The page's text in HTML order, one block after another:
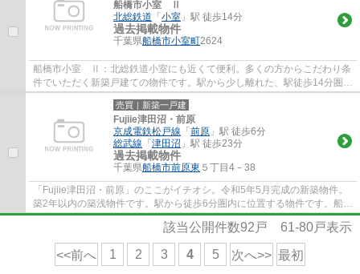
船橋市小室 Ⅱ
北総鉄道 「 小室 」駅 徒歩14分
過去掲載物件
千葉県船橋市小室町2624
船橋市小室 Ⅱ：北総鉄道小室にも近くて便利。多くの方からこだわり条
件でいただく新築戸建ての物件です。駅から少し離れた、駅徒歩14分圏内
の物件です。築2年以内の物件ですので、外...
売買｜新築一戸建
Fujiie津田沼・前原
京成電鉄松戸線 「 前原 」駅 徒歩6分
総武線 「 津田沼 」駅 徒歩23分
過去掲載物件
千葉県船橋市前原東 ５丁目4－38
「Fujiie津田沼・前原」のここがイチオシ。令和5年5月完成の新築物件。
築2年以内の築浅物件です。駅から徒歩6分圏内に位置する物件です。船橋
市エリアや新京成電鉄前原付近で、お客様...
該当公開件数92 戸 61-80戸表示
<<前へ 1 2 3 4 5 次へ>> 最初